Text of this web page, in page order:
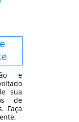
e
sua
de
Faça